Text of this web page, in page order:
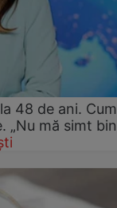
48 de ani. Cum
„Nu mă simt